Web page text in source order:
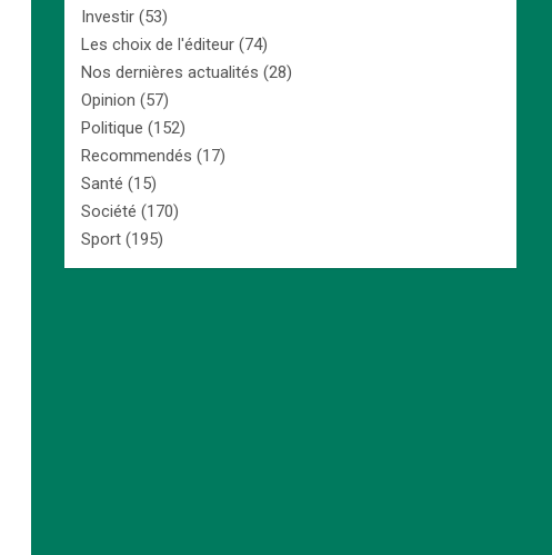
Investir (53)
Les choix de l'éditeur (74)
Nos dernières actualités (28)
Opinion (57)
Politique (152)
Recommendés (17)
Santé (15)
Société (170)
Sport (195)